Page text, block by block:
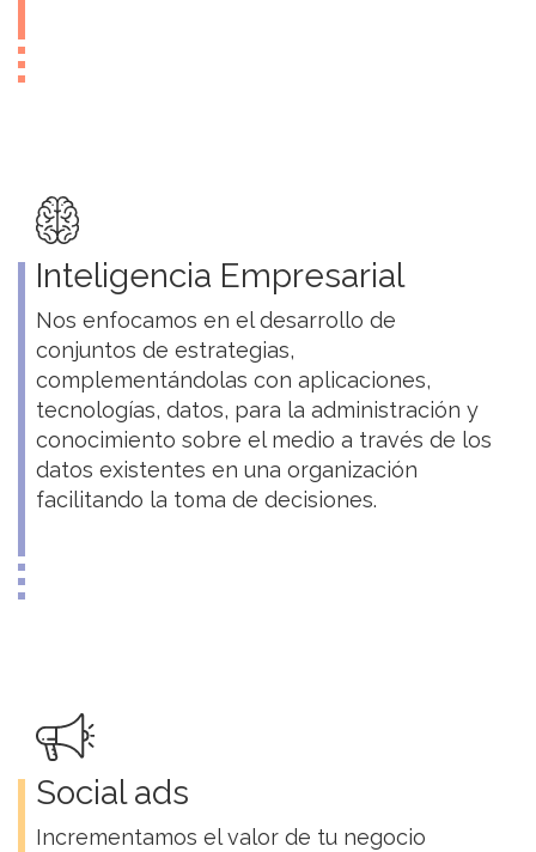
Inteligencia Empresarial
Nos enfocamos en el desarrollo de
conjuntos de estrategias,
complementándolas con aplicaciones,
tecnologías, datos, para la administración y
conocimiento sobre el medio a través de los
datos existentes en una organización
facilitando la toma de decisiones.
Social ads
Incrementamos el valor de tu negocio